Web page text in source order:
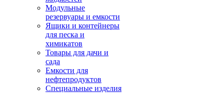
Модульные
резервуары и емкости
Ящики и контейнеры
для песка и
химикатов
Товары для дачи и
сада
Емкости для
нефтепродуктов
Специальные изделия